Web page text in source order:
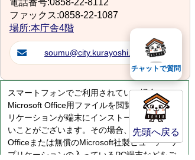
電話番号:0858-22-8112
ファックス:0858-22-1087
場所:本庁舎4階
soumu@city.kurayoshi.lg.jp
スマートフォンでご利用されている場合、
Microsoft Office用ファイルを閲覧できるアプ
リケーションが端末にインストールされていな
いことがございます。その場合、Microsoft
Officeまたは無償のMicrosoft社製ビューアーア
プリケーションの入っているPC端末などをご
先頭へ戻る
チャットで質問